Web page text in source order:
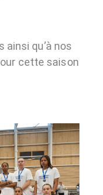
qu’à nos
cette saison